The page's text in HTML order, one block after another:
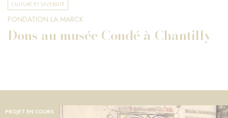
CULTURE ET DIVERSITÉ
FONDATION LA MARCK
Dons au musée Condé à Chantilly
PROJET EN COURS